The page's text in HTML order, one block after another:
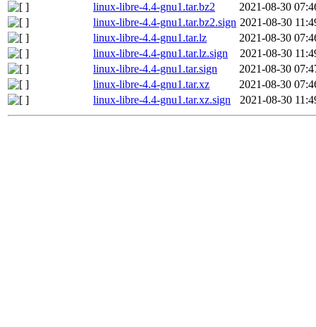
linux-libre-4.4-gnu1.tar.bz2
2021-08-30
linux-libre-4.4-gnu1.tar.bz2.sign 2021-08-30
linux-libre-4.4-gnu1.tar.lz
2021-08-30
linux-libre-4.4-gnu1.tar.lz.sign
2021-08-30
linux-libre-4.4-gnu1.tar.sign
2021-08-30
linux-libre-4.4-gnu1.tar.xz
2021-08-30
linux-libre-4.4-gnu1.tar.xz.sign
2021-08-30